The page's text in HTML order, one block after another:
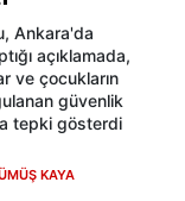
Ankara'da
açıklamada,
ve çocukların
güvenlik
tepki gösterdi
KAYA